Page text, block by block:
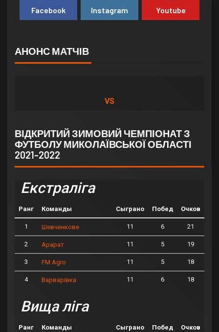
Facebook Instagram Youtube
АНОНС МАТЧІВ
VS
ВІДКРИТИЙ ЗИМОВИЙ ЧЕМПІОНАТ З
ФУТБОЛУ МИКОЛАЇВСЬКОЇ ОБЛАСТІ
2021-2022
Екстраліга
Ранг Команды Сыграно Побед Очков
1 Шевченкове 11 6 21
2 Арарат 11 5 19
3 FM Agro 11 5 18
4 Варварівка 11 6 18
Вища ліга
Ранг Команды Сыграно Побед Очков